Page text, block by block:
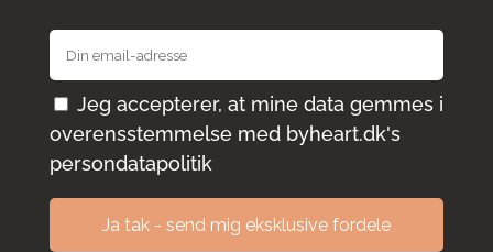
Jeg accepterer, at mine data gemmes i
overensstemmelse med byheart.dk's
persondatapolitik